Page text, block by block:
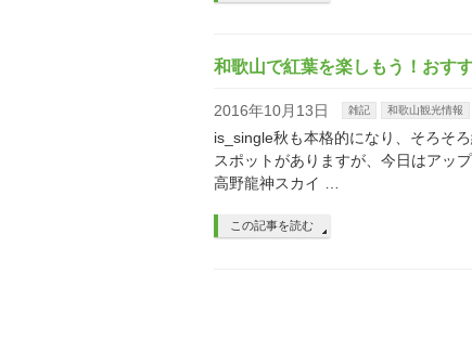
和歌山で紅葉を楽しもう！おす
2016年10月13日 雑記 和歌山観光情報
is_single秋も本格的になり、そろそ
スポットがありますが、今日はアッ
高野龍神スカイ …
この記事を読む